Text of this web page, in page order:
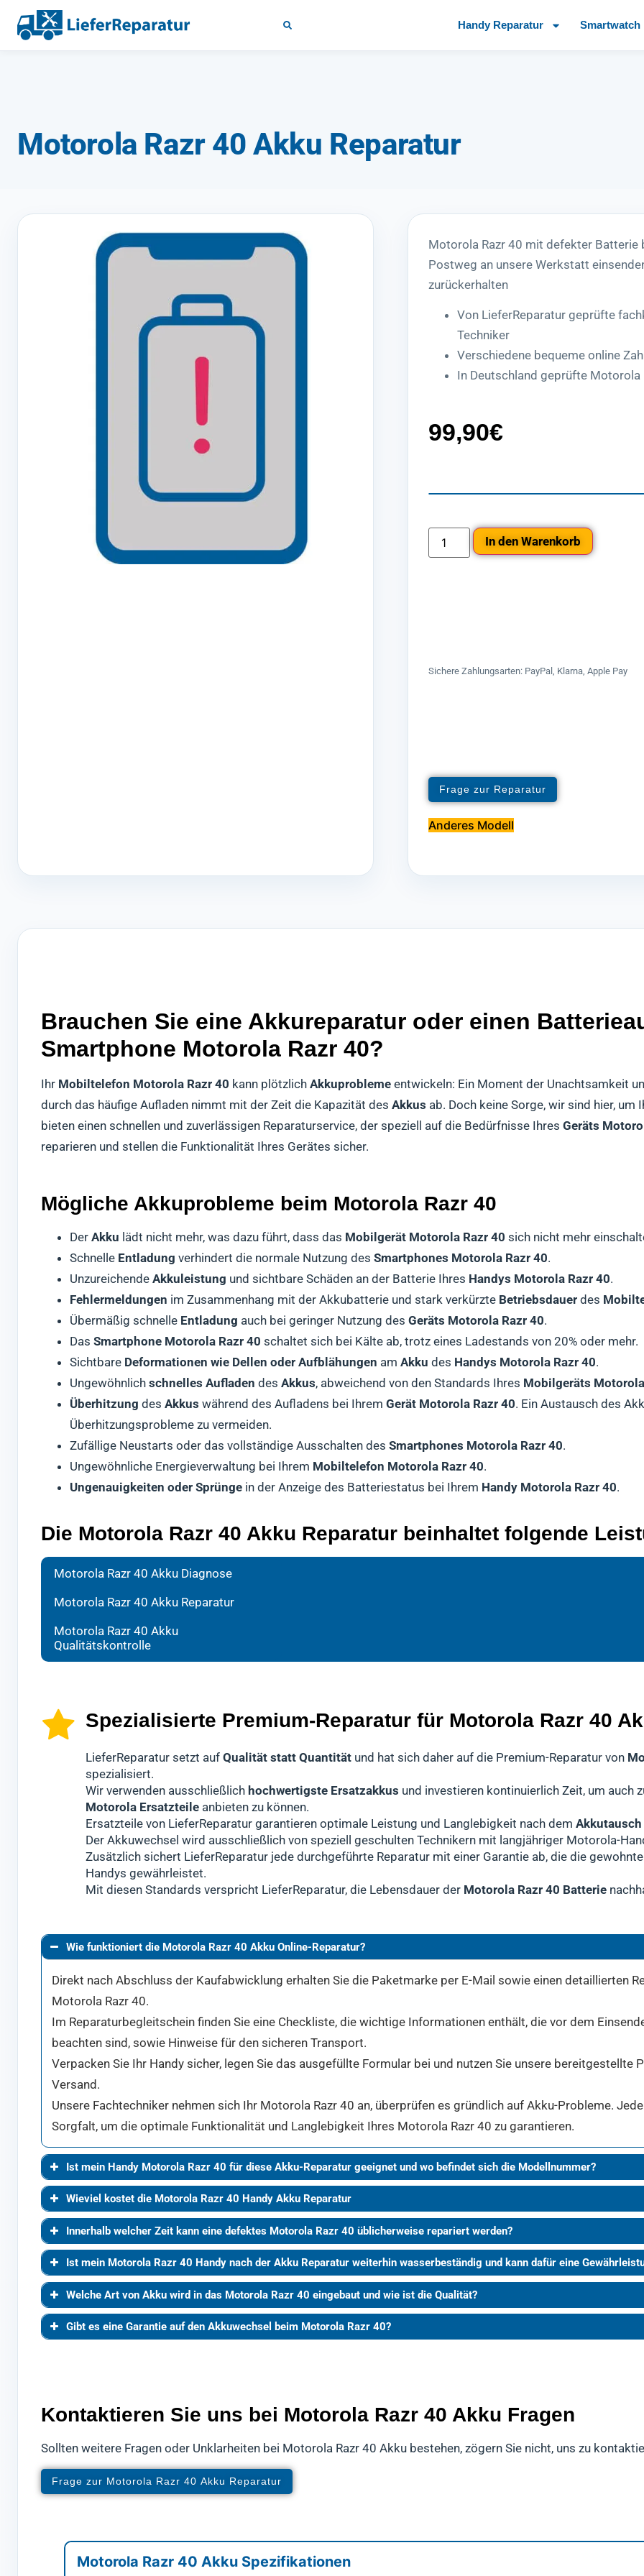
Handy Reparatur Smartwatch
Motorola Razr 40 Akku Reparatur
Motorola Razr 40 mit defekter Batterie
Postweg an unsere Werkstatt
zurückerhalten
Von LieferReparatur geprüfte
Techniker
Verschiedene bequeme online
In Deutschland geprüfte
99,90€
In den Warenkorb
Sichere Zahlungsarten: PayPal, Klarna, Apple Pay
Frage zur Reparatur
Anderes Modell
Brauchen Sie eine Akkureparatur oder einen
Smartphone Motorola Razr 40?
Ihr Mobiltelefon Motorola Razr 40 kann plötzlich Akkuprobleme entwickeln: Ein Moment der Unachtsamkeit
durch das häufige Aufladen nimmt mit der Zeit die Kapazität des Akkus ab. Doch keine Sorge, wir sind hier, um
bieten einen schnellen und zuverlässigen Reparaturservice, der speziell auf die Bedürfnisse Ihres Geräts
reparieren und stellen die Funktionalität Ihres Gerätes sicher.
Mögliche Akkuprobleme beim Motorola Razr 40
Der Akku lädt nicht mehr, was dazu führt, dass das Mobilgerät Motorola Razr 40 sich nicht mehr
Schnelle Entladung verhindert die normale Nutzung des Smartphones Motorola Razr 40.
Unzureichende Akkuleistung und sichtbare Schäden an der Batterie Ihres Handys Motorola Razr 40.
Fehlermeldungen im Zusammenhang mit der Akkubatterie und stark verkürzte Betriebsdauer des
Übermäßig schnelle Entladung auch bei geringer Nutzung des Geräts Motorola Razr 40.
Das Smartphone Motorola Razr 40 schaltet sich bei Kälte ab, trotz eines Ladestands von 20% oder mehr.
Sichtbare Deformationen wie Dellen oder Aufblähungen am Akku des Handys Motorola Razr 40.
Ungewöhnlich schnelles Aufladen des Akkus, abweichend von den Standards Ihres Mobilgeräts
Überhitzung des Akkus während des Aufladens bei Ihrem Gerät Motorola Razr 40. Ein Austausch des
Überhitzungsprobleme zu vermeiden.
Zufällige Neustarts oder das vollständige Ausschalten des Smartphones Motorola Razr 40.
Ungewöhnliche Energieverwaltung bei Ihrem Mobiltelefon Motorola Razr 40.
Ungenauigkeiten oder Sprünge in der Anzeige des Batteriestatus bei Ihrem Handy Motorola Razr 40.
Die Motorola Razr 40 Akku Reparatur beinhaltet folgende
Motorola Razr 40 Akku Diagnose
Motorola Razr 40 Akku Reparatur
Motorola Razr 40 Akku
Qualitätskontrolle
Spezialisierte Premium-Reparatur für Motorola Razr 40
LieferReparatur setzt auf Qualität statt Quantität und hat sich daher auf die Premium-Reparatur von
spezialisiert.
Wir verwenden ausschließlich hochwertigste Ersatzakkus und investieren kontinuierlich Zeit, um auch
Motorola Ersatzteile anbieten zu können.
Ersatzteile von LieferReparatur garantieren optimale Leistung und Langlebigkeit nach dem
Der Akkuwechsel wird ausschließlich von speziell geschulten Technikern mit langjähriger Motorola-
Zusätzlich sichert LieferReparatur jede durchgeführte Reparatur mit einer Garantie ab, die die
Handys gewährleistet.
Mit diesen Standards verspricht LieferReparatur, die Lebensdauer der Motorola Razr 40 Batterie
Wie funktioniert die Motorola Razr 40 Akku Online-Reparatur?
Direkt nach Abschluss der Kaufabwicklung erhalten Sie die Paketmarke per E-Mail sowie einen detaillierten
Motorola Razr 40.
Im Reparaturbegleitschein finden Sie eine Checkliste, die wichtige Informationen enthält, die vor dem
beachten sind, sowie Hinweise für den sicheren Transport.
Verpacken Sie Ihr Handy sicher, legen Sie das ausgefüllte Formular bei und nutzen Sie unsere bereitgestellte
Versand.
Unsere Fachtechniker nehmen sich Ihr Motorola Razr 40 an, überprüfen es gründlich auf Akku-Probleme.
Sorgfalt, um die optimale Funktionalität und Langlebigkeit Ihres Motorola Razr 40 zu garantieren.
Ist mein Handy Motorola Razr 40 für diese Akku-Reparatur geeignet und wo befindet sich die Modellnummer?
Wieviel kostet die Motorola Razr 40 Handy Akku Reparatur
Innerhalb welcher Zeit kann eine defektes Motorola Razr 40 üblicherweise repariert werden?
Ist mein Motorola Razr 40 Handy nach der Akku Reparatur weiterhin wasserbeständig und kann dafür eine
Welche Art von Akku wird in das Motorola Razr 40 eingebaut und wie ist die Qualität?
Gibt es eine Garantie auf den Akkuwechsel beim Motorola Razr 40?
Kontaktieren Sie uns bei Motorola Razr 40 Akku Fragen
Sollten weitere Fragen oder Unklarheiten bei Motorola Razr 40 Akku bestehen, zögern Sie nicht, uns zu
Frage zur Motorola Razr 40 Akku Reparatur
Motorola Razr 40 Akku Spezifikationen